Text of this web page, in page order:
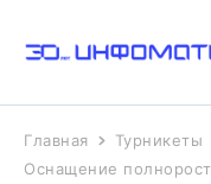
Главная
Турникеты
Оснащение